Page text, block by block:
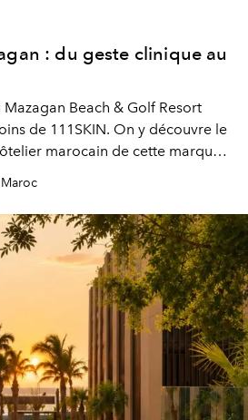
: du geste clinique au
Beach & Golf Resort
de 111SKIN. On y découvre le
marocain de cette marque
un cabinet de chirurgie plastique
depuis autour d'un actif breveté,